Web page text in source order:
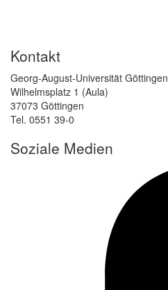
Kontakt
Georg-August-Universität Göttingen
Wilhelmsplatz 1 (Aula)
37073 Göttingen
Tel. 0551 39-0
Soziale Medien